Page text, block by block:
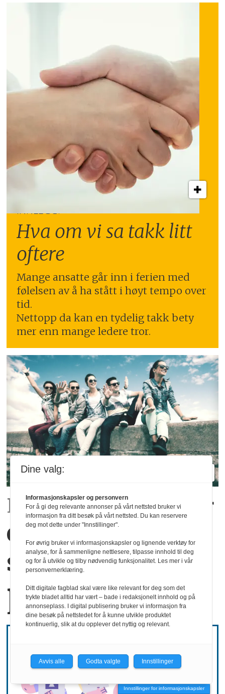
INNLEGG:
Hva om vi sa takk litt
oftere
Mange ansatte går inn i ferien med
følelsen av å ha stått i høyt tempo over
tid.
Nettopp da kan en tydelig takk bety
mer enn mange ledere tror.
Rapport:Det kommer
en generasjon
som ønsker å stå
på egne bein
Innstillinger for informasjonskapsler
Dine valg:
Informasjonskapsler og personvern
For å gi deg relevante annonser på vårt nettsted bruker vi
informasjon fra ditt besøk på vårt nettsted. Du kan reservere
deg mot dette under "Innstillinger".
For øvrig bruker vi informasjonskapsler og lignende verktøy for
analyse, for å sammenligne nettlesere, tilpasse innhold til deg
og for å utvikle og tilby nødvendig funksjonalitet. Les mer i vår
personvernerklæring.
Ditt digitale fagblad skal være like relevant for deg som det
trykte bladet alltid har vært – bade i redaksjonelt innhold og på
annonseplass. I digital publisering bruker vi informasjon fra
dine besøk på nettstedet for å kunne utvikle produktet
kontinuerlig, slik at du opplever det nyttig og relevant.
Avvis alle Godta valgte Innstillinger